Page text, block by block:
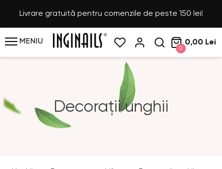
Livrare gratuită pentru comenzile de peste 150 lei!
MENIU
0
0,00 Lei
Decorații unghii